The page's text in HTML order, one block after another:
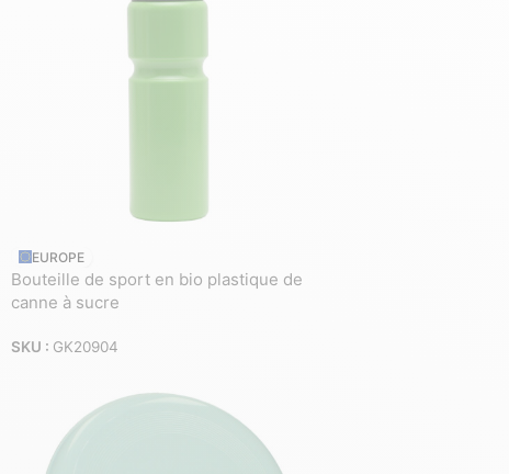
EUROPE
Bouteille de sport en bio plastique de
canne à sucre
SKU : GK20904